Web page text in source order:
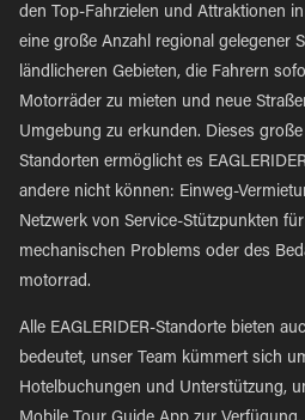
den Top-Fahrzielen und Attraktionen
eine große Anzahl regional gelegener
ländlicheren Gebieten, die Fahrern
Motorräder zu mieten und neue
Umgebung zu erkunden. Dieses
Standorten ermöglicht es
andere nicht können: Einweg-
Netzwerk von Service-Stützpunkten
mechanischen Problems oder des
motorrad.
Alle EAGLERIDER-Standorte bieten
bedeutet, unser Team kümmert sich
Hotelbuchungen und Unterstützung,